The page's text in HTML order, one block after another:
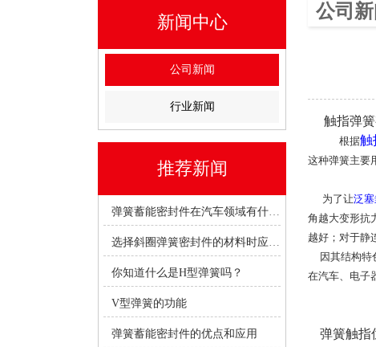
新闻中心
公司新闻
行业新闻
推荐新闻
弹簧蓄能密封件在汽车领域有什么优势？
选择斜圈弹簧密封件的材料时应考虑哪些因素？
你知道什么是H型弹簧吗？
V型弹簧的功能
弹簧蓄能密封件的优点和应用
公司新
触指弹簧
根据触
这种弹簧主要
为了让泛
角越大变形抗
越好；对于静
因其结构特
在汽车、电子
弹簧触指